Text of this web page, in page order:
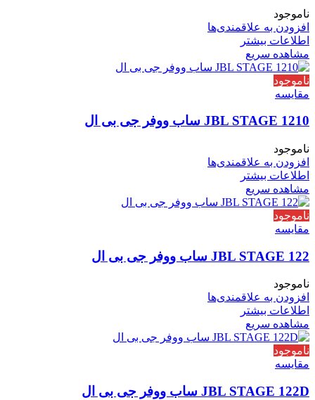
ناموجود
افزودن به علاقمندی‌ها
اطلاعات بیشتر
مشاهده سریع
ناموجود
مقایسه
JBL STAGE 1210 ساب ووفر جی بی ال
ناموجود
افزودن به علاقمندی‌ها
اطلاعات بیشتر
مشاهده سریع
ناموجود
مقایسه
JBL STAGE 122 ساب ووفر جی بی ال
ناموجود
افزودن به علاقمندی‌ها
اطلاعات بیشتر
مشاهده سریع
ناموجود
مقایسه
JBL STAGE 122D ساب ووفر جی بی ال